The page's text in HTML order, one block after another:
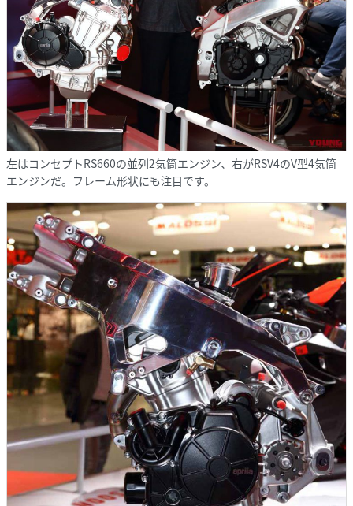
左はコンセプトRS660の並列2気筒エンジン、右がRSV4のV型4気筒
エンジンだ。フレーム形状にも注目です。